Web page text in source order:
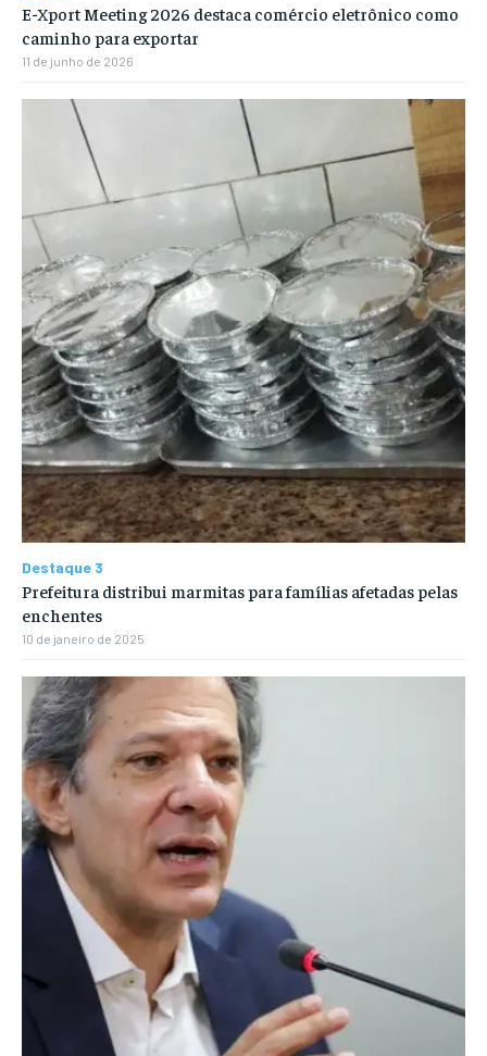
E-Xport Meeting 2026 destaca comércio eletrônico como
caminho para exportar
11 de junho de 2026
Destaque 3
Prefeitura distribui marmitas para famílias afetadas pelas
enchentes
10 de janeiro de 2025